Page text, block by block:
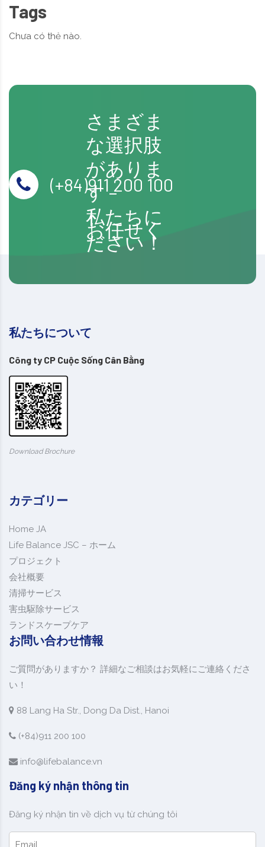
Tags
Chưa có thẻ nào.
さまざま
な選択肢
がありま
す –
私たちに
お任せく
ださい！
(+84)911 200 100
私たちについて
Công ty CP Cuộc Sống Cân Bằng
Download Brochure
カテゴリー
Home JA
Life Balance JSC – ホーム
プロジェクト
会社概要
清掃サービス
害虫駆除サービス
ランドスケープケア
お問い合わせ情報
ご質問がありますか？ 詳細なご相談はお気軽にご連絡くださ
い！
88 Lang Ha Str., Dong Da Dist., Hanoi
(+84)911 200 100
info@lifebalance.vn
Đăng ký nhận thông tin
Đăng ký nhận tin về dịch vụ từ chúng tôi